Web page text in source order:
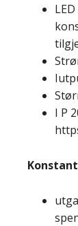
I P